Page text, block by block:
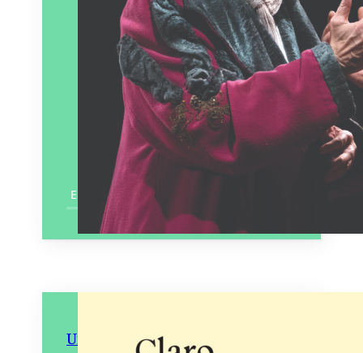
En savoir plus
Une seule lettre vous manque